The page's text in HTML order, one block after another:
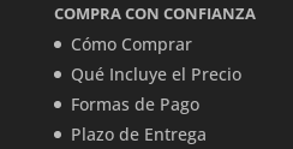
COMPRA CON CONFIANZA
Cómo Comprar
Qué Incluye el Precio
Formas de Pago
Plazo de Entrega